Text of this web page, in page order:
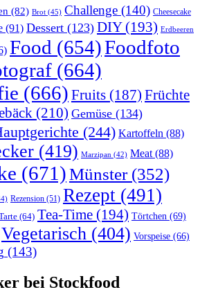
(82) Brot (45) Challenge (140) Cheesecake
(91) Dessert (123) DIY(193) Erdbeeren
Food (654)Foodfoto
(664)
(666) Fruits (187) Früchte
(210) Gemüse (134)
(244) Kartoffeln (88)
(419) Marzipan (42) Meat (88)
(671)Münster(352)
Rezension (51) Rezept (491)
(64) Tea-Time (194) Törtchen (69)
Vegetarisch (404) Vorspeise (66)
(143)
bei Stockfood